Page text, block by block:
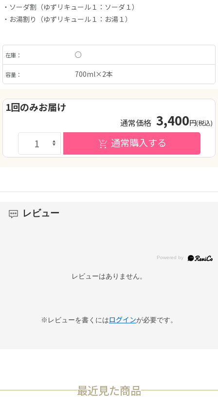
・ソーダ割（ゆずリキュール１：ソーダ１）
・お湯割り（ゆずリキュール１：お湯１）
在庫： ○
容量： 700ml×2本
1回のみお届け
通常価格 3,400円(税込)
通常購入する
レビュー
レビューはありません。
※レビューを書くにはログインが必要です。
最近見た商品